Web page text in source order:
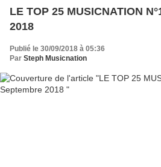
LE TOP 25 MUSICNATION
2018
Publié le 30/09/2018 à 05:36
Par Steph Musicnation